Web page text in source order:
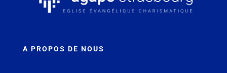
A PROPOS DE NOUS